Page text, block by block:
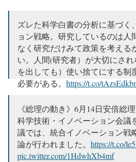
ズレた科学白書の分析に基づく
ョン戦略。研究しているのは人
なく研究だけみて政策を考える
い。人間(研究者）が大切にさ
を出しても）使い捨てにする制
必要がある。 https://t.co/
— 日本の科学と技術 (@scitechjp)
《総理の動き》6月14日安倍総
科学技術・イノベーション会議
議では、統合イノベーション戦
論が行われました。 https://t.co/
pic.twitter.com/1HdwhXb4mf